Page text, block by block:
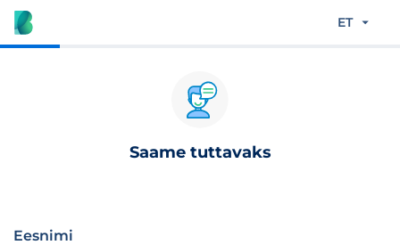
ET
Saame tuttavaks
Eesnimi